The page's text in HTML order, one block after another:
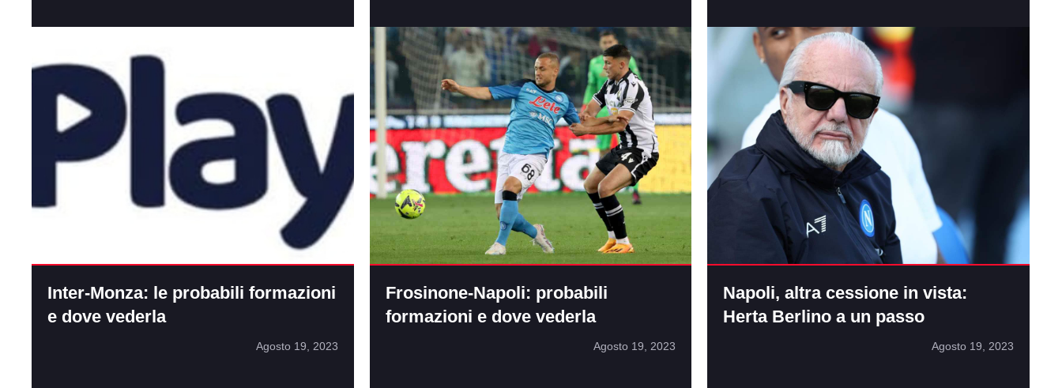
Inter-Monza: le probabili formazioni
e dove vederla
Agosto 19, 2023
Frosinone-Napoli: probabili
formazioni e dove vederla
Agosto 19, 2023
Napoli, altra cessione in vista:
Herta Berlino a un passo
Agosto 19, 2023